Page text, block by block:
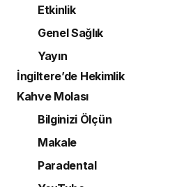
Etkinlik
Genel Sağlık
Yayın
İngiltere’de Hekimlik
Kahve Molası
Bilginizi Ölçün
Makale
Paradental